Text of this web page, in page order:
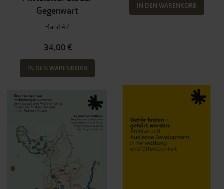
Gegenwart
Band 47
34,00 €
IN DEN WARENKORB
IN DEN WARENKORB